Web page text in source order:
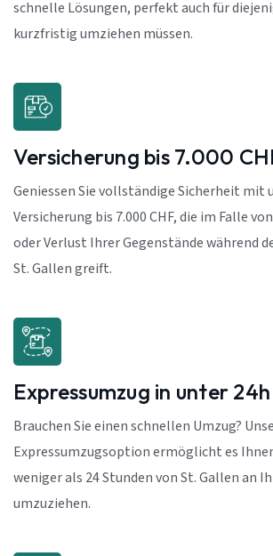
schnelle Lösungen, perfekt auch für
kurzfristig umziehen müssen.
Versicherung bis 7.000
Geniessen Sie vollständige Sicherheit mit
Versicherung bis 7.000 CHF, die im Falle
oder Verlust Ihrer Gegenstände während
St. Gallen greift.
Expressumzug in unter 24h
Brauchen Sie einen schnellen Umzug?
Expressumzugsoption ermöglicht es
weniger als 24 Stunden von St. Gallen an
umzuziehen.